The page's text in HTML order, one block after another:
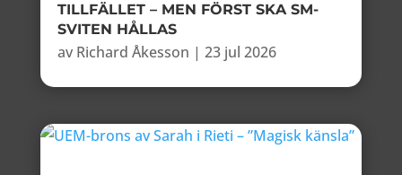
TILLFÄLLET – MEN FÖRST SKA SM-
SVITEN HÅLLAS
av Richard Åkesson | 23 jul 2026